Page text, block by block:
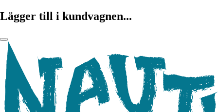
Lägger till i kundvagnen...